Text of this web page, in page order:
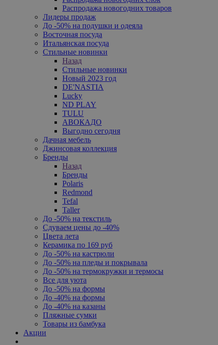
Распродажа новогодних товаров
Лидеры продаж
До -50% на подушки и одеяла
Восточная посуда
Итальянская посуда
Стильные новинки
Назад
Стильные новинки
Новый 2023 год
DE'NASTIA
Lucky
ND PLAY
TULU
АВОКАДО
Выгодно сегодня
Дачная мебель
Джинсовая коллекция
Бренды
Назад
Бренды
Polaris
Redmond
Tefal
Taller
До -50% на текстиль
Сдуваем цены до -40%
Цвета лета
Керамика по 169 руб
До -50% на кастрюли
До -50% на пледы и покрывала
До -50% на термокружки и термосы
Все для уюта
До -50% на формы
До -40% на формы
До -40% на казаны
Пляжные сумки
Товары из бамбука
Акции